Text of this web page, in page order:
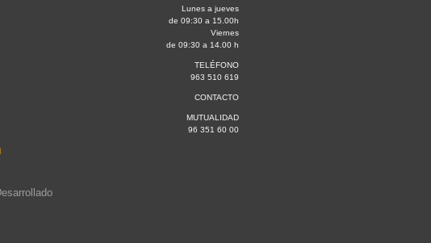
Lunes a jueves
de 09:30 a 15.00h
Viernes
de 09:30 a 14.00 h
TELÉFONO
963 510 619
CONTACTO
MUTUALIDAD
96 351 60 00